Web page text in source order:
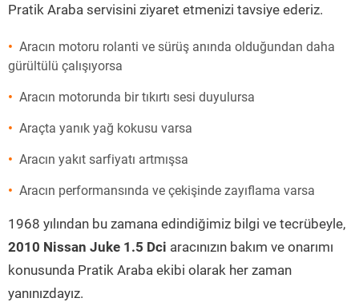
Pratik Araba servisini ziyaret etmenizi tavsiye ederiz.
Aracın motoru rolanti ve sürüş anında olduğundan daha
gürültülü çalışıyorsa
Aracın motorunda bir tıkırtı sesi duyulursa
Araçta yanık yağ kokusu varsa
Aracın yakıt sarfiyatı artmışsa
Aracın performansında ve çekişinde zayıflama varsa
1968 yılından bu zamana edindiğimiz bilgi ve tecrübeyle,
2010 Nissan Juke 1.5 Dci aracınızın bakım ve onarımı
konusunda Pratik Araba ekibi olarak her zaman
yanınızdayız.